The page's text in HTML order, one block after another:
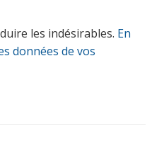
les indésirables. En
données de vos